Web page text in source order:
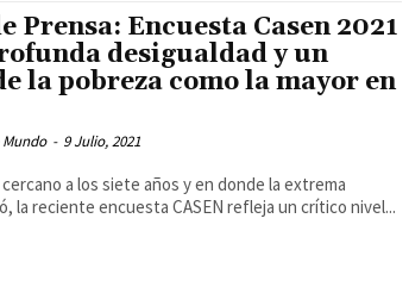
Prensa: Encuesta Casen 2021
desigualdad y un
la pobreza como la mayor en
- 9 Julio, 2021
a los siete años y en donde la extrema
la reciente encuesta CASEN refleja un crítico nivel...